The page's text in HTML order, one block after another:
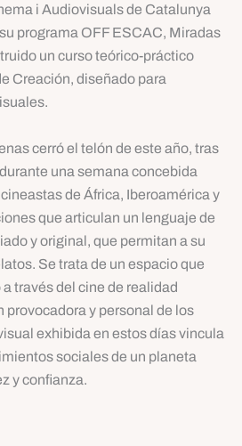
i Audiovisuals de Catalunya
programa OFF ESCAC, Miradas
un curso teórico-práctico
Creación, diseñado para
cerró el telón de este año, tras
una semana concebida
de África, Iberoamérica y
que articulan un lenguaje de
y original, que permitan a su
Se trata de un espacio que
través del cine de realidad
provocadora y personal de los
exhibida en estos días vincula
sociales de un planeta
y confianza.